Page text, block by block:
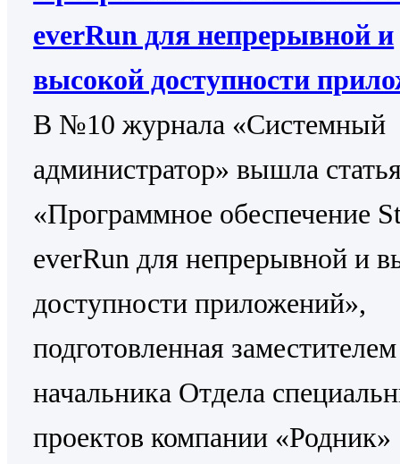
everRun для непрерывной и
высокой доступности
В №10 журнала «Системный
администратор» вышла
«Программное обеспечение
everRun для непрерывной и
доступности приложений»,
подготовленная заместителем
начальника Отдела
проектов компании «Родник»